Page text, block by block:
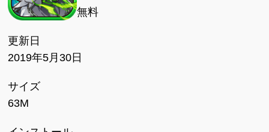
無料
更新日
2019年5月30日
サイズ
63M